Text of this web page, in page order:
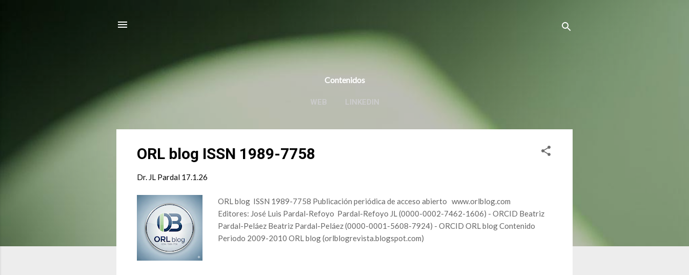
Contenidos
WEB LINKEDIN
ORL blog ISSN 1989-7758
Dr. JL Pardal 17.1.26
ORL blog ISSN 1989-7758 Publicación periódica de acceso abierto www.orlblog.com
Editores: José Luis Pardal-Refoyo Pardal-Refoyo JL (0000-0002-7462-1606) - ORCID Beatriz
Pardal-Peláez Beatriz Pardal-Peláez (0000-0001-5608-7924) - ORCID ORL blog Contenido
Periodo 2009-2010 ORL blog (orlblogrevista.blogspot.com)